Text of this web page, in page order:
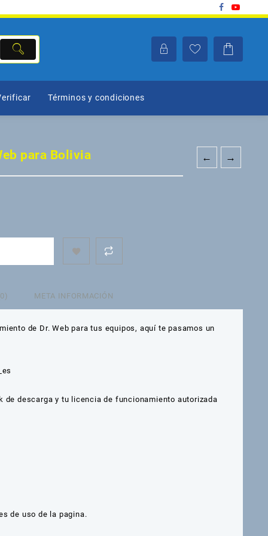
Términos y condiciones
← →
para Bolivia
META INFORMACIÓN
de Dr. Web para tus equipos, aquí te pasamos un
de descarga y tu licencia de funcionamiento autorizada
de uso de la pagina.